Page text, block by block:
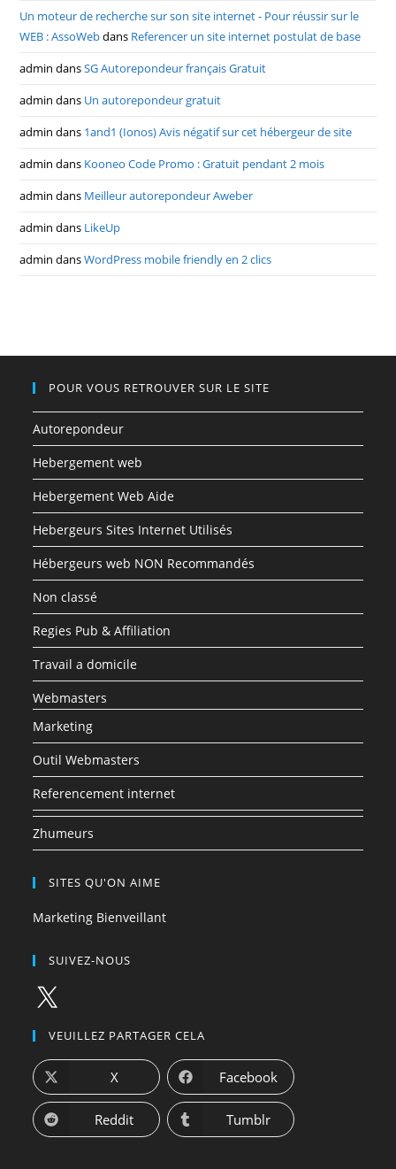
Un moteur de recherche sur son site internet - Pour réussir sur le
WEB : AssoWebdans Referencer un site internet postulat de base
admin dansSG Autorepondeur français Gratuit
admin dans Un autorepondeur gratuit
admin dans 1and1 (Ionos) Avis négatif sur cet hébergeur de site
admin dans Kooneo Code Promo : Gratuit pendant 2 mois
admin dans Meilleur autorepondeur Aweber
admin dans LikeUp
admin dansWordPress mobile friendly en 2 clics
POUR VOUS RETROUVER SUR LE SITE
Autorepondeur
Hebergement web
Hebergement Web Aide
Hebergeurs Sites Internet Utilisés
Hébergeurs web NON Recommandés
Non classé
Regies Pub & Affiliation
Travail a domicile
Webmasters
Marketing
Outil Webmasters
Referencement internet
Zhumeurs
SITES QU'ON AIME
Marketing Bienveillant
SUIVEZ-NOUS
X
VEUILLEZ PARTAGER CELA
X Facebook
Reddit Tumblr